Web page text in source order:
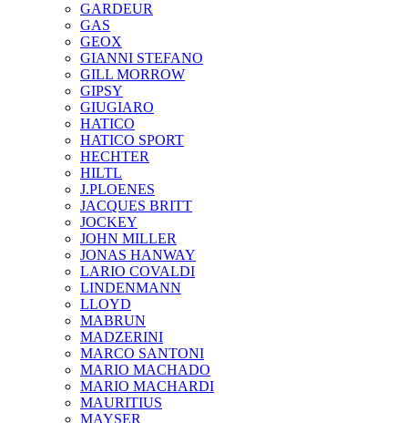
GARDEUR
GAS
GEOX
GIANNI STEFANO
GILL MORROW
GIPSY
GIUGIARO
HATICO
HATICO SPORT
HECHTER
HILTL
J.PLOENES
JAСQUES BRITT
JOCKEY
JOHN MILLER
JONAS HANWAY
LARIO COVALDI
LINDENMANN
LLOYD
MABRUN
MADZERINI
MARCO SANTONI
MARIO MACHADO
MARIO MACHARDI
MAURITIUS
MAYSER